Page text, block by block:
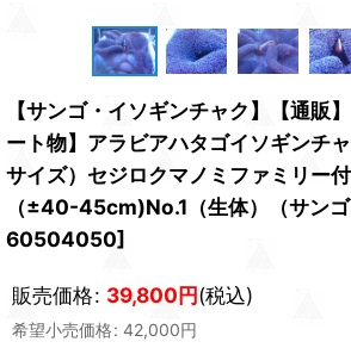
【サンゴ・イソギンチャク】【通販
ート物】アラビアハタゴイソギンチ
サイズ）セジロクマノミファミリー付
（±40-45cm)No.1（生体）（サンゴ
60504050]
販売価格: 39,800円(税込)
希望小売価格: 42,000円